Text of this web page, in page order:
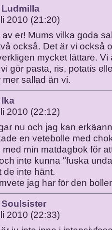
Ludmilla
2010 (21:20)
er! Mums vilka goda
också. Det är vi också
mycket lättare. Vi
gör pasta, ris, potatis
sallad än vi.
Ika
2010 (22:12)
nu och jag kan
en vetebolle med
min matdagbok för
inte kunna "fuska
de inte hänt.
jag har för den
Soulsister
2010 (22:33)